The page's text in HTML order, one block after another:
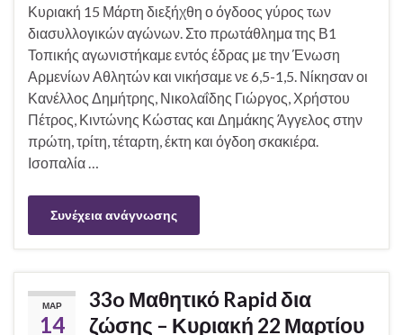
Κυριακή 15 Μάρτη διεξήχθη ο όγδοος γύρος των
διασυλλογικών αγώνων. Στο πρωτάθλημα της Β1
Τοπικής αγωνιστήκαμε εντός έδρας με την Ένωση
Αρμενίων Αθλητών και νικήσαμε νε 6,5-1,5. Νίκησαν οι
Κανέλλος Δημήτρης, Νικολαΐδης Γιώργος, Χρήστου
Πέτρος, Κιντώνης Κώστας και Δημάκης Άγγελος στην
πρώτη, τρίτη, τέταρτη, έκτη και όγδοη σκακιέρα.
Ισοπαλία …
Συνέχεια ανάγνωσης
ΜΑΡ
14
33o Μαθητικό Rapid δια
ζώσης – Κυριακή 22 Μαρτίου